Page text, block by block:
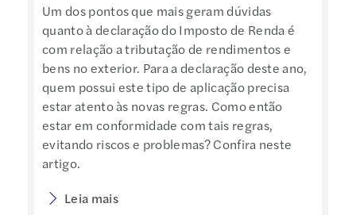
Um dos pontos que mais geram dúvidas
quanto à declaração do Imposto de Renda é
com relação a tributação de rendimentos e
bens no exterior. Para a declaração deste ano,
quem possui este tipo de aplicação precisa
estar atento às novas regras. Como então
estar em conformidade com tais regras,
evitando riscos e problemas? Confira neste
artigo.
Leia mais